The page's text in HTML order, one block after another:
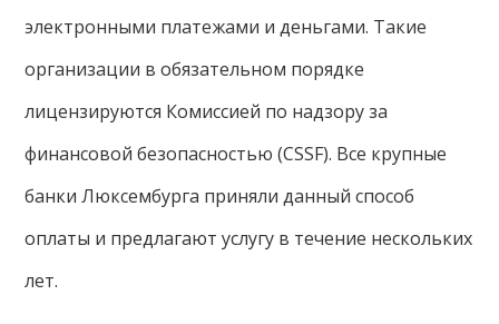
электронными платежами и деньгами. Такие
организации в обязательном порядке
лицензируются Комиссией по надзору за
финансовой безопасностью (CSSF). Все крупные
банки Люксембурга приняли данный способ
оплаты и предлагают услугу в течение нескольких
лет.